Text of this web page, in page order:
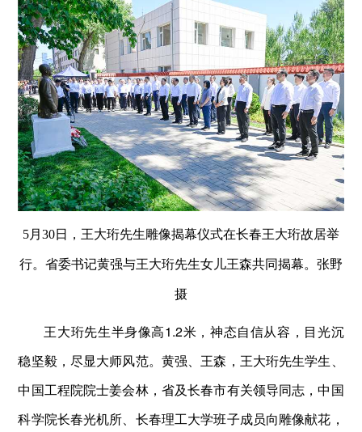
5月30日，王大珩先生雕像揭幕仪式在长春王大珩故居举
行。省委书记黄强与王大珩先生女儿王森共同揭幕。张野
摄
王大珩先生半身像高1.2米，神态自信从容，目光沉
稳坚毅，尽显大师风范。黄强、王森，王大珩先生学生、
中国工程院院士姜会林，省及长春市有关领导同志，中国
科学院长春光机所、长春理工大学班子成员向雕像献花，